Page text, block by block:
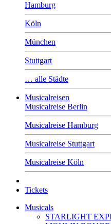
Hamburg
Köln
München
Stuttgart
… alle Städte
Musicalreisen
Musicalreise Berlin
Musicalreise Hamburg
Musicalreise Stuttgart
Musicalreise Köln
Tickets
Musicals
STARLIGHT